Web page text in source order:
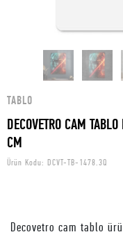
TABLO
DECOVETRO CAM
CM
Ürün Kodu: DCVT-TB-1478.3Q
Decovetro cam tablo